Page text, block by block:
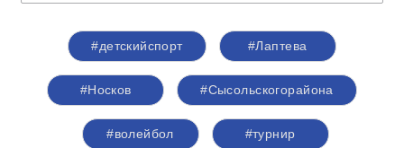
#детскийспорт #Лаптева
#Носков #Сысольскогорайона
#волейбол #турнир